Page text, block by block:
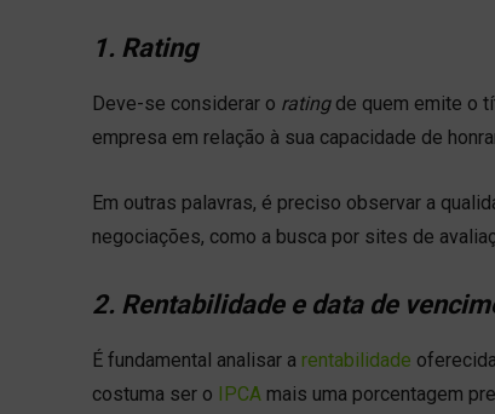
1. Rating
Deve-se considerar o rating de quem emite o
empresa em relação à sua capacidade de
Em outras palavras, é preciso observar a
negociações, como a busca por sites de
2. Rentabilidade e data de
É fundamental analisar a rentabilidade
costuma ser o IPCA mais uma porcentagem